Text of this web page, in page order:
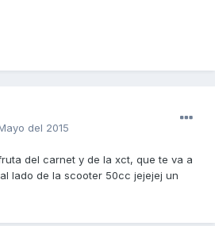
del 2015
del carnet y de la xct, que te va a
lado de la scooter 50cc jejejej un